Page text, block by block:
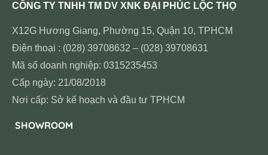
CÔNG TY TNHH TM DV XNK ĐẠI PHÚC LỘC THỌ
X12G Hương Giang, Phường 15, Quận 10, TPHCM
Điện thoại : (028) 39708632 – (028) 39708631
Mã số doanh nghiệp: 0315235453
Cấp ngày: 21/08/2018
Nơi cấp: Sở kế hoạch và đầu tư TPHCM
SHOWROOM